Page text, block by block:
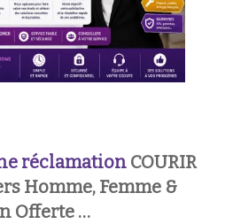
réclamation COURIR
Homme, Femme &
Offerte …